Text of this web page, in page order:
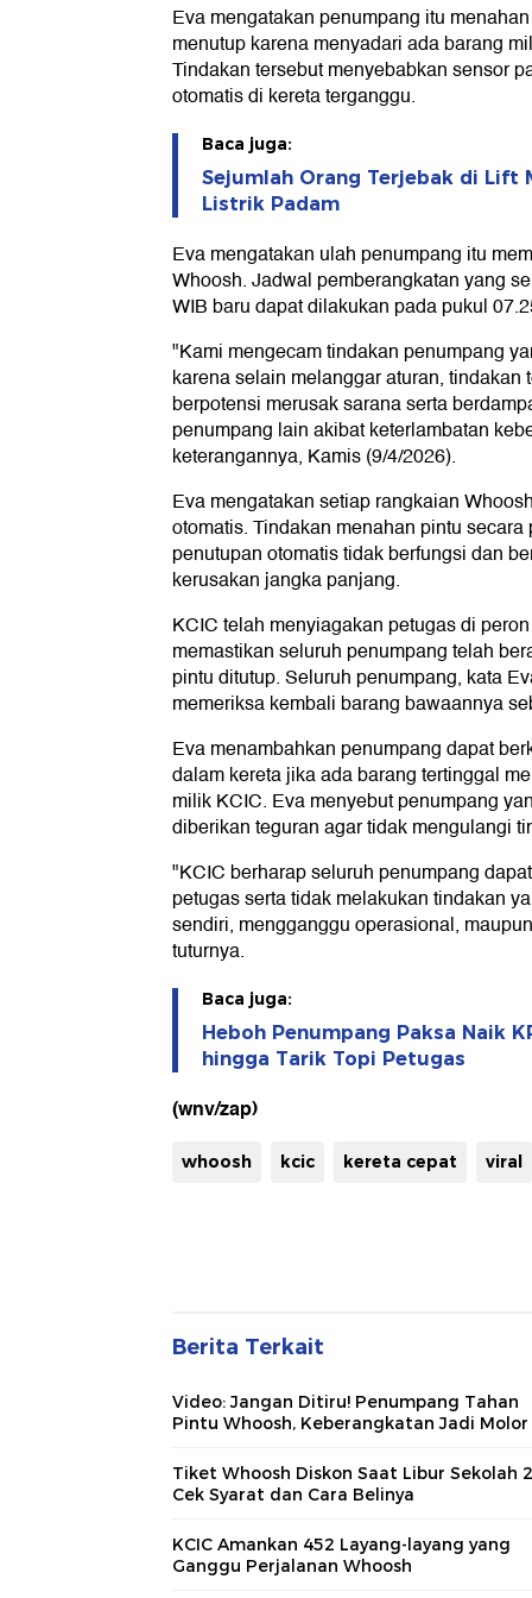
Eva mengatakan penumpang itu
menutup karena menyadari ada barang
Tindakan tersebut menyebabkan sensor
otomatis di kereta terganggu.
Baca juga:
Sejumlah Orang Terjebak di Lift
Listrik Padam
Eva mengatakan ulah penumpang itu
Whoosh. Jadwal pemberangkatan yang
WIB baru dapat dilakukan pada pukul
"Kami mengecam tindakan penumpang
karena selain melanggar aturan, tindakan
berpotensi merusak sarana serta
penumpang lain akibat keterlambatan
keterangannya, Kamis (9/4/2026).
Eva mengatakan setiap rangkaian
otomatis. Tindakan menahan pintu
penutupan otomatis tidak berfungsi dan
kerusakan jangka panjang.
KCIC telah menyiagakan petugas di
memastikan seluruh penumpang telah
pintu ditutup. Seluruh penumpang, kata
memeriksa kembali barang bawaannya
Eva menambahkan penumpang dapat
dalam kereta jika ada barang tertinggal
milik KCIC. Eva menyebut penumpang
diberikan teguran agar tidak mengulangi
"KCIC berharap seluruh penumpang
petugas serta tidak melakukan tindakan
sendiri, mengganggu operasional,
tuturnya.
Baca juga:
Heboh Penumpang Paksa Naik
hingga Tarik Topi Petugas
(wnv/zap)
whoosh kcic kereta cepat viral
Berita Terkait
Video: Jangan Ditiru! Penumpang Tahan
Pintu Whoosh, Keberangkatan Jadi Molor
Tiket Whoosh Diskon Saat Libur Sekolah
Cek Syarat dan Cara Belinya
KCIC Amankan 452 Layang-layang yang
Ganggu Perjalanan Whoosh